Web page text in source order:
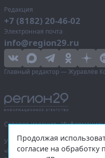
Редакция
+7 (8182) 20-46-02
Электронная почта
info@region29.ru
Главный редактор — Журавлёв
Сетевое издание
Учредитель — общество с
«Правда Севера».
Продолжая
согласие на обработку